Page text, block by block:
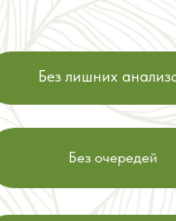
Без очередей
Без лишних